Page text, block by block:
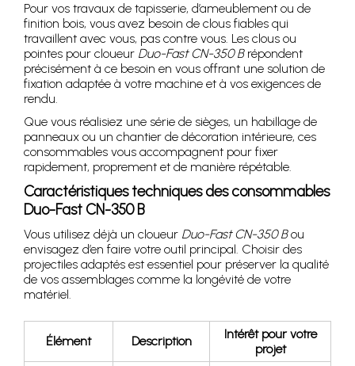
Pour vos travaux de tapisserie, d’ameublement ou de
finition bois, vous avez besoin de clous fiables qui
travaillent avec vous, pas contre vous. Les clous ou
pointes pour cloueur Duo-Fast CN-350 Brépondent
précisément à ce besoin en vous offrant une solution de
fixation adaptée à votre machine et à vos exigences de
rendu.
Que vous réalisiez une série de sièges, un habillage de
panneaux ou un chantier de décoration intérieure, ces
consommables vous accompagnent pour fixer
rapidement, proprement et de manière répétable.
Caractéristiques techniques des consommables
Duo-Fast CN-350 B
Vous utilisez déjà un cloueur Duo-Fast CN-350 Bou
envisagez d’en faire votre outil principal. Choisir des
projectiles adaptés est essentiel pour préserver la qualité
de vos assemblages comme la longévité de votre
matériel.
Élément Description
Intérêt pour votre
projet